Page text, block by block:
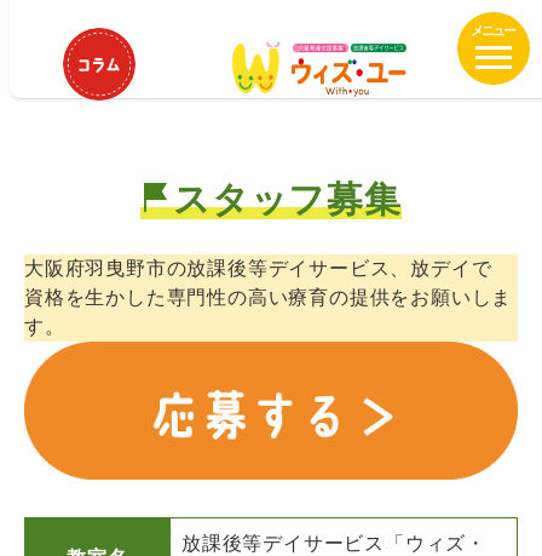
へ
移
動
ウィズ・ユー白鳥 理学療法士募
集！
スタッフ募集
大阪府羽曳野市の放課後等デイサービス、放デイで
資格を生かした専門性の高い療育の提供をお願いしま
す。
放課後等デイサービス「ウィズ・